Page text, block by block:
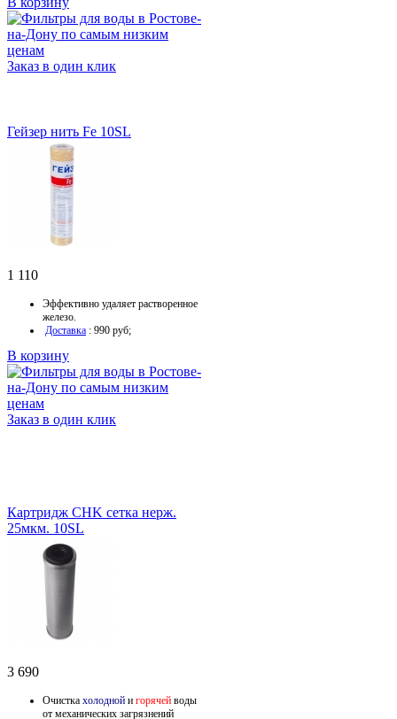
Заказ в один клик
Гейзер нить Fe 10SL
1 110
Эффективно удаляет растворенное
железо.
Доставка : 990 руб;
В корзину
Заказ в один клик
Картридж CHK сетка нерж.
25мкм. 10SL
3 690
Очистка холодной и горячей воды
от механических загрязнений